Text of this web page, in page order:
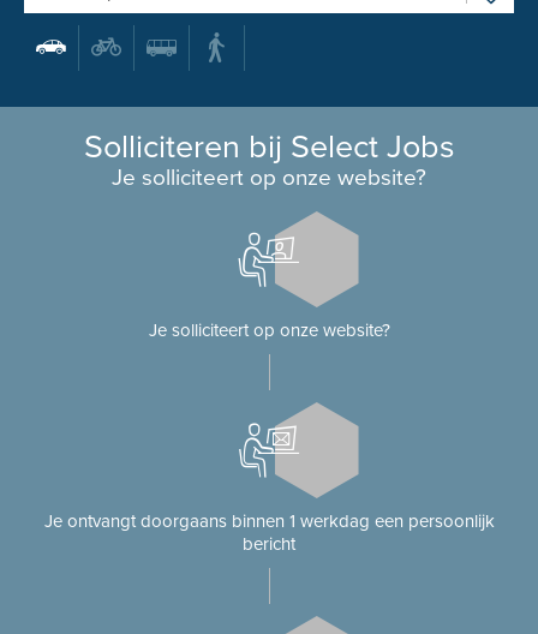
Solliciteren bij Select Jobs
Je solliciteert op onze website?
Je solliciteert op onze website?
Je ontvangt doorgaans binnen 1 werkdag een persoonlijk
bericht